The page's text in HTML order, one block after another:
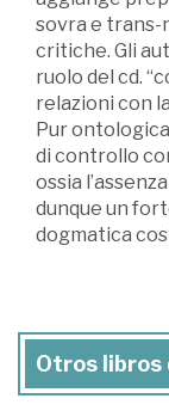
sovra e trans-
critiche. Gli
ruolo del cd.
relazioni con
Pur
di controllo
ossia
dunque un
dogmatica
Otros libros